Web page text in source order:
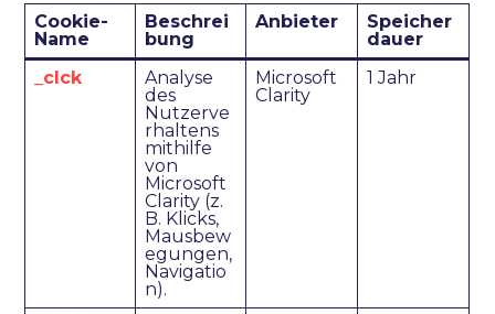
Cookie-
Name
Beschrei
bung
Anbieter
Speicher
dauer
_clck
Analyse
des
Nutzerve
rhaltens
mithilfe
von
Microsoft
Clarity (z.
B. Klicks,
Mausbew
egungen,
Navigatio
n).
Microsoft
Clarity
1 Jahr